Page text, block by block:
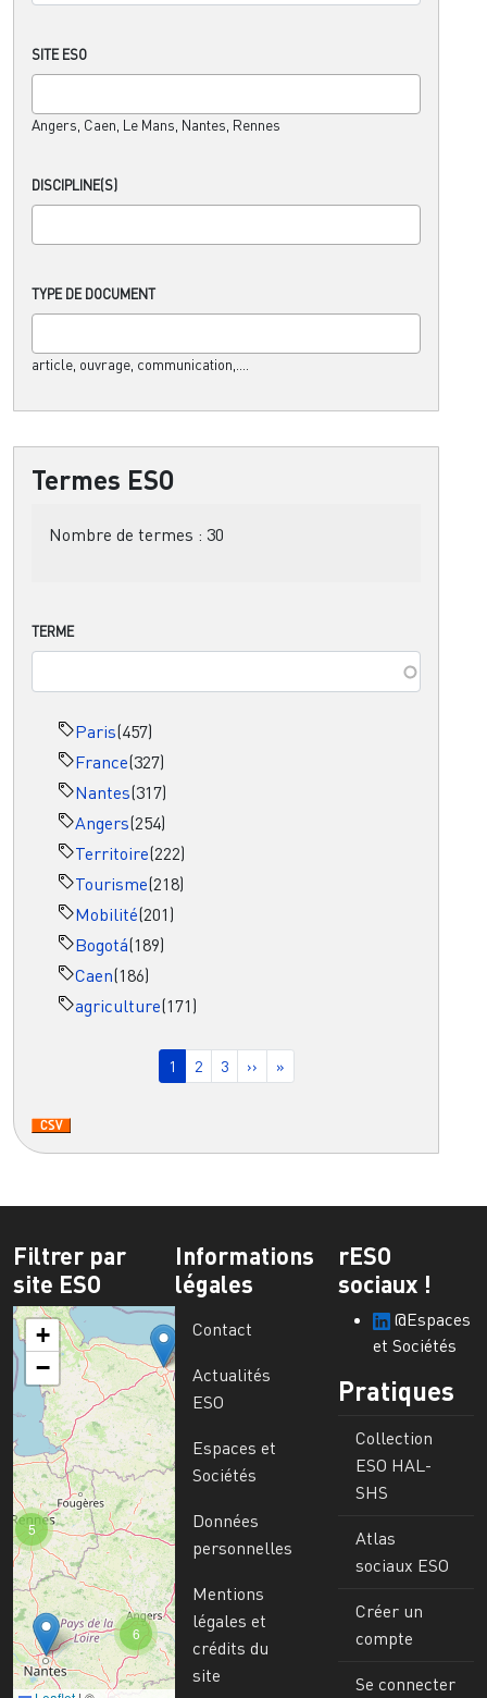
SITE ESO
Angers, Caen, Le Mans, Nantes, Rennes
DISCIPLINE(S)
TYPE DE DOCUMENT
article, ouvrage, communication,....
Termes ESO
Nombre de termes : 30
TERME
Paris(457)
France(327)
Nantes(317)
Angers(254)
Territoire(222)
Tourisme(218)
Mobilité(201)
Bogotá(189)
Caen(186)
agriculture(171)
Page courante
1 Page
2 Page
3 Page suivante
›› Dernière page
»
Filtrer par
site ESO
6
5
+
−
Informations
légales
Contact
Actualités
ESO
Espaces et
Sociétés
Données
personnelles
Mentions
légales et
crédits du
site
rESO
sociaux !
@Espaces
et Sociétés
Pratiques
Collection
ESO HAL-
SHS
Atlas
sociaux ESO
Créer un
compte
Se connecter